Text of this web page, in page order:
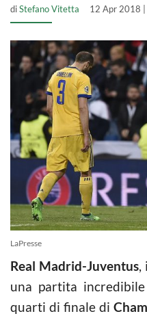
diStefano Vitetta 12 Apr 2018
LaPresse
Real Madrid-Juventus,
una partita
quarti di finale di